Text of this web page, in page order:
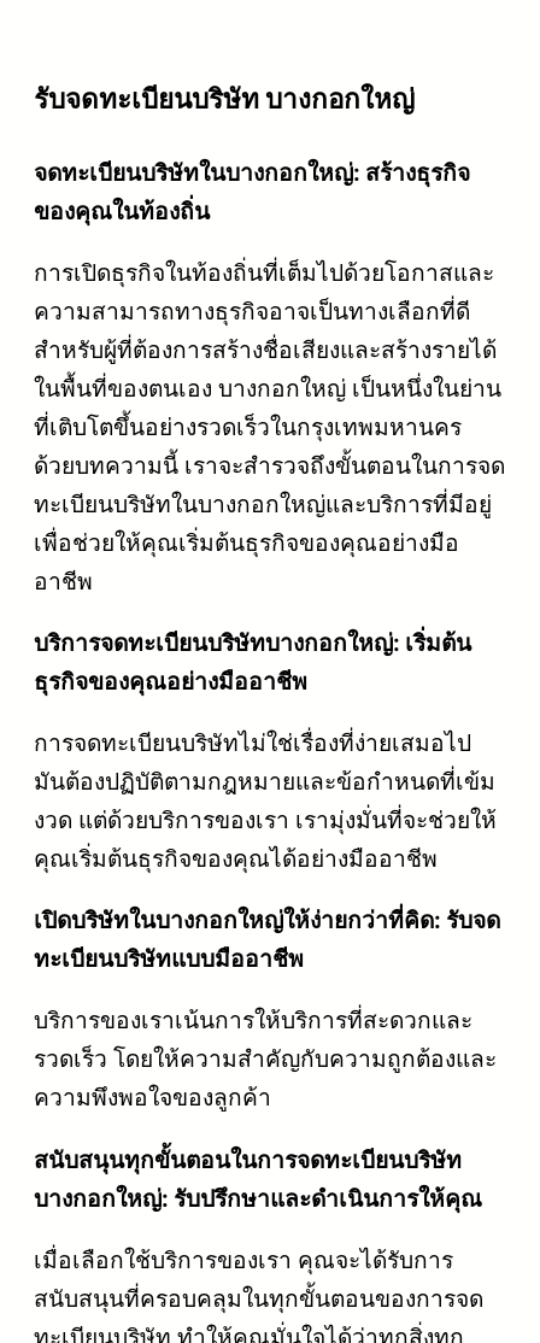
รับจดทะเบียนบริษัท บางกอกใหญ่
จดทะเบียนบริษัทในบางกอกใหญ่: สร้างธุรกิจ
ของคุณในท้องถิ่น
การเปิดธุรกิจในท้องถิ่นที่เต็มไปด้วยโอกาสและ
ความสามารถทางธุรกิจอาจเป็นทางเลือกที่ดี
สำหรับผู้ที่ต้องการสร้างชื่อเสียงและสร้างรายได้
ในพื้นที่ของตนเอง บางกอกใหญ่ เป็นหนึ่งในย่าน
ที่เติบโตขึ้นอย่างรวดเร็วในกรุงเทพมหานคร
ด้วยบทความนี้ เราจะสำรวจถึงขั้นตอนในการจด
ทะเบียนบริษัทในบางกอกใหญ่และบริการที่มีอยู่
เพื่อช่วยให้คุณเริ่มต้นธุรกิจของคุณอย่างมือ
อาชีพ
บริการจดทะเบียนบริษัทบางกอกใหญ่: เริ่มต้น
ธุรกิจของคุณอย่างมืออาชีพ
การจดทะเบียนบริษัทไม่ใช่เรื่องที่ง่ายเสมอไป
มันต้องปฏิบัติตามกฎหมายและข้อกำหนดที่เข้ม
งวด แต่ด้วยบริการของเรา เรามุ่งมั่นที่จะช่วยให้
คุณเริ่มต้นธุรกิจของคุณได้อย่างมืออาชีพ
เปิดบริษัทในบางกอกใหญ่ให้ง่ายกว่าที่คิด: รับจด
ทะเบียนบริษัทแบบมืออาชีพ
บริการของเราเน้นการให้บริการที่สะดวกและ
รวดเร็ว โดยให้ความสำคัญกับความถูกต้องและ
ความพึงพอใจของลูกค้า
สนับสนุนทุกขั้นตอนในการจดทะเบียนบริษัท
บางกอกใหญ่: รับปรึกษาและดำเนินการให้คุณ
เมื่อเลือกใช้บริการของเรา คุณจะได้รับการ
สนับสนุนที่ครอบคลุมในทุกขั้นตอนของการจด
ทะเบียนบริษัท ทำให้คุณมั่นใจได้ว่าทุกสิ่งทุก